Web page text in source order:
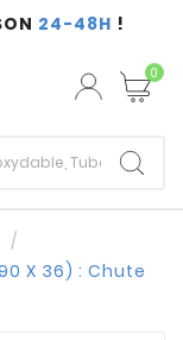
24-48H !
0
90 X 36) : Chute